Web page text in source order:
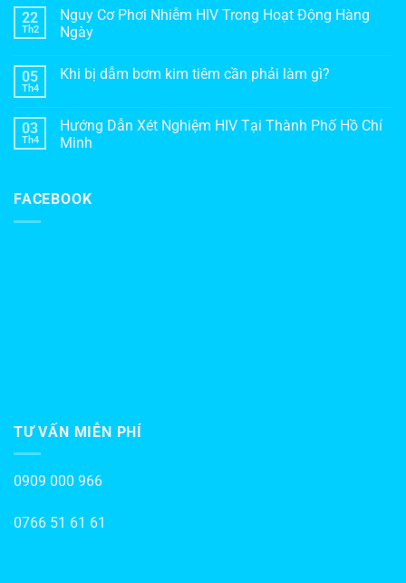
22
Th2
Nguy Cơ Phơi Nhiễm HIV Trong Hoạt Động Hàng
Ngày
05
Th4
Khi bị dẫm bơm kim tiêm cần phải làm gì?
03
Th4
Hướng Dẫn Xét Nghiệm HIV Tại Thành Phố Hồ Chí
Minh
FACEBOOK
TƯ VẤN MIỄN PHÍ
0909 000 966
0766 51 61 61